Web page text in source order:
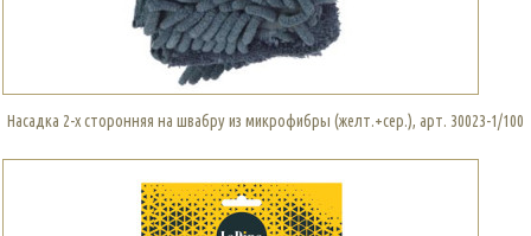
Насадка 2-х сторонняя на швабру из микрофибры (желт.+сер.), арт. 30023-1/100